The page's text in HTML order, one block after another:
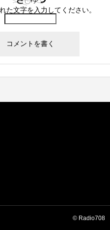
た文字を入力してください。
© Radio708